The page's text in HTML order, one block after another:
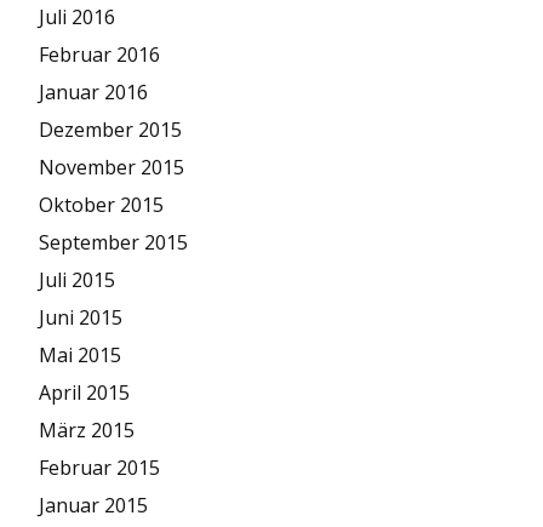
Juli 2016
Februar 2016
Januar 2016
Dezember 2015
November 2015
Oktober 2015
September 2015
Juli 2015
Juni 2015
Mai 2015
April 2015
März 2015
Februar 2015
Januar 2015